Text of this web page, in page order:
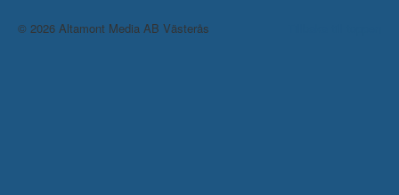
© 2026 Altamont Media AB Västerås